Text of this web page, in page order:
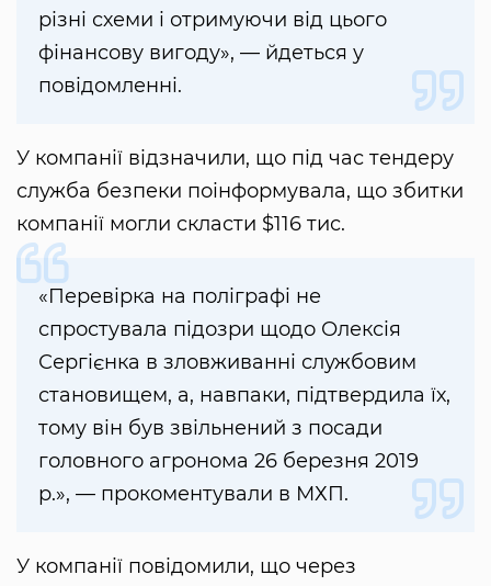
різні схеми і отримуючи від цього
фінансову вигоду», — йдеться у
повідомленні.
У компанії відзначили, що під час тендеру
служба безпеки поінформувала, що збитки
компанії могли скласти $116 тис.
«Перевірка на поліграфі не
спростувала підозри щодо Олексія
Сергієнка в зловживанні службовим
становищем, а, навпаки, підтвердила їх,
тому він був звільнений з посади
головного агронома 26 березня 2019
р.», — прокоментували в МХП.
У компанії повідомили, що через